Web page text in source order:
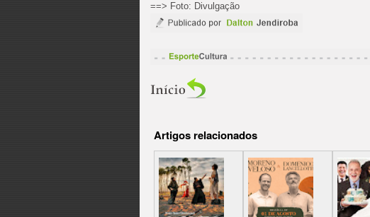
==> Foto: Divulgação
Artigos relacionados